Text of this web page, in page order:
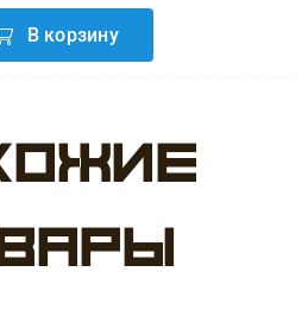
В корзину